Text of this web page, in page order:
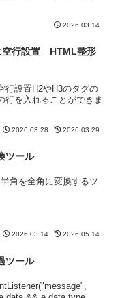
2026.03.14
空行設置 HTML整形
行設置H2やH3のタグの
行を入れることができま
&& e.data.type
2026.03.28 2026.03.29
ツール
角を全角に変換するツ
2026.03.14 2026.05.14
ツール